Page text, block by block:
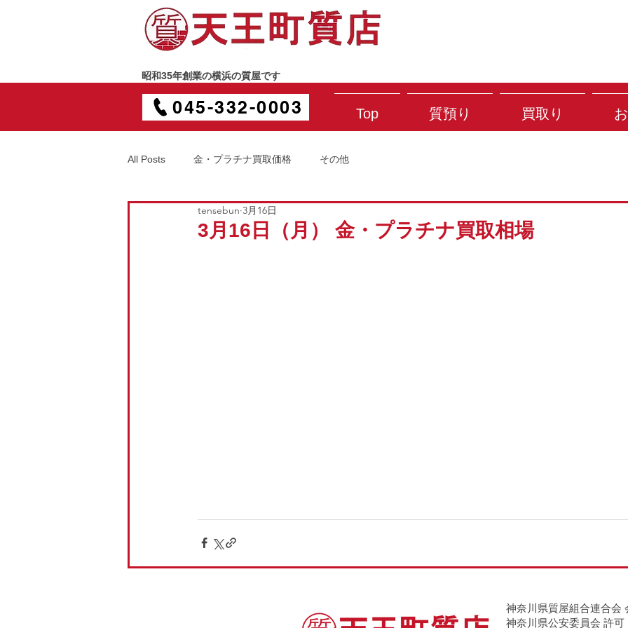
昭和35年創業の横浜の質屋です
045-332-0003 Top 質預り 買取り
All Posts 金・プラチナ買取価格 その他
3月16日（月） 金・プラチナ買取相場
tensebun 3月16日
神奈川県質屋組合連合会
神奈川県公安委員会 許可